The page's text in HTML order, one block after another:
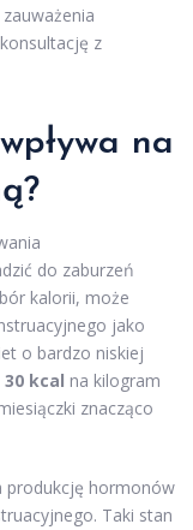
z
na
?
do zaburzeń
kalorii, może
jako
o bardzo niskiej
30 kcal na kilogram
znacząco
produkcję hormonów
Taki stan